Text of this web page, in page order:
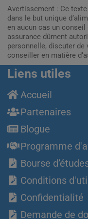
Avertissement : Ce
dans le but unique
en aucun cas un
assurance dûment
personnelle, discuter
conseiller en matière
Liens utiles
Accueil
Partenaires
Blogue
Programme
Bourse
Conditions
Confidentialité
Demande de